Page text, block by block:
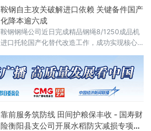
号FXN3C型内燃机车是我国自主研发的新一代
干线货运主力装备。2025年12月8日，
鞍钢自主攻关破解进口依赖 关键备件国产
化降本逾六成
鞍钢钢绳公司近日完成精品钢绳8/1250成品机
进口托轮国产化替代改造工作，成功实现核心
行提供坚实硬件保障。此举标志着鞍钢在关键
零部件国产化攻关领域取得新突破。据介绍，
8/1250成品机是该公司精品钢丝绳生产的核心
设备，其配套托轮此前长期依赖进口。进口托
引发产线停机，长期制约设备运行效
靠前服务筑防线 田间护粮保丰收 - 国寿财
险衡阳县支公司开展水稻防灾减损专项行